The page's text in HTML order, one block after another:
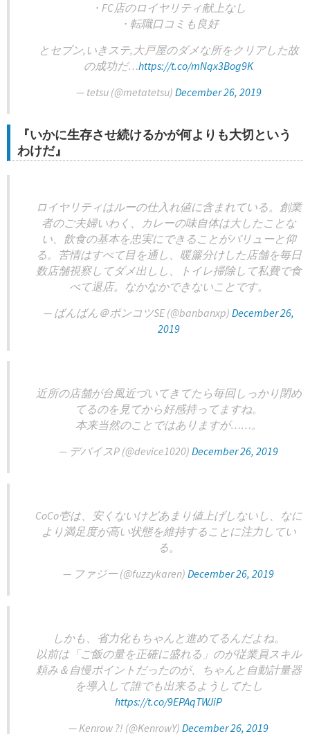
・FC店のロイヤリティ献上なし
・転職口コミも良好
とセブン,いきステ,大戸屋のダメな所をクリアした故
の成功だ…https://t.co/mNqx3Bog9K
— tetsu (@metatetsu) December 26, 2019
『いかに生存させ続けるかが何よりも大切という
わけだ』
ロイヤリティはルーの仕入れ値に含まれている。創業
者のご夫婦いわく、カレーの味自体は大したことな
い、飲食の基本を忠実にできることがバリューと仰
る。苦情はすべて目を通し、暖簾分けした店舗を毎日
数店舗視察してダメ出しし、トイレ掃除して私費で食
べて退店。なかなかできないことです。
— ばんばん＠ポンコツSE (@banbanxp) December 26,
2019
近所の店舗が台風近づいてきてたら毎回しっかり閉め
てるのを見てから好感持ってますね。
本来当然のことではありますが……。
— デバイスP (@device1020) December 26, 2019
CoCo壱は、安くないけどあまり値上げしないし、なに
より満足度が高い状態を維持することに注力してい
る。
— ファジー (@fuzzykaren) December 26, 2019
しかも、省力化もちゃんと進めてるんだよね。
以前は「ご飯の量を正確に盛れる」のが従業員スキル
頼み＆自慢ポイントだったのが、ちゃんと自動計量器
を導入して誰でも出来るようしてたし
https://t.co/9EPAqTWJiP
— Kenrow ?! (@KenrowY) December 26, 2019